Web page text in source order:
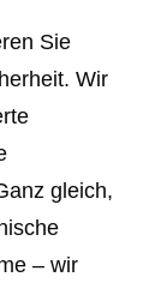
Sie
Wir
gleich,
– wir